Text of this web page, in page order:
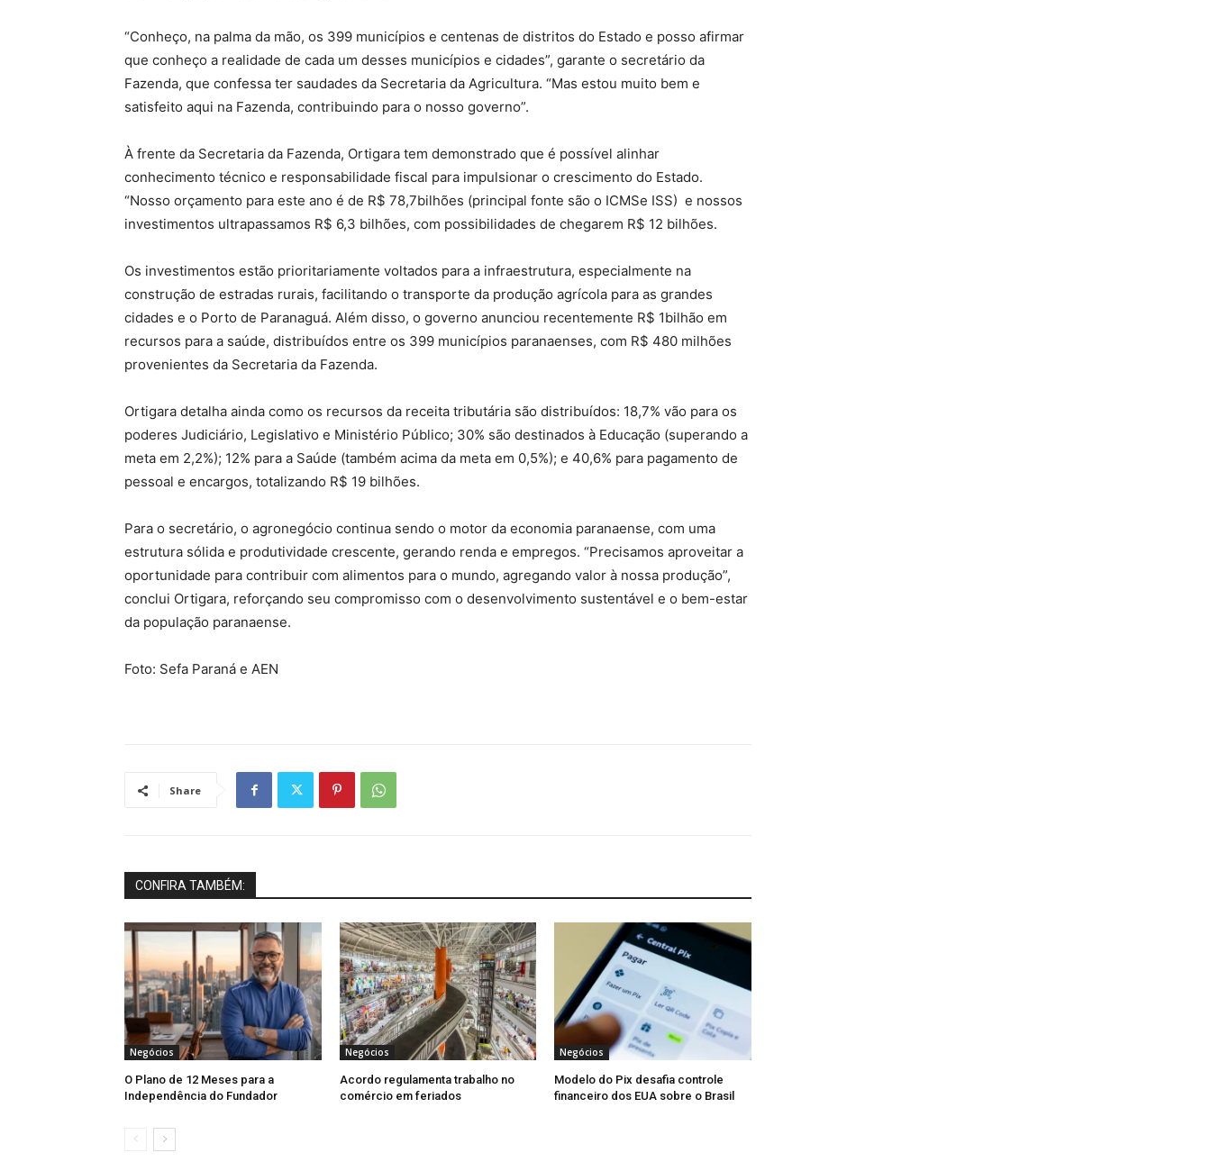
“Conheço, na palma da mão, os 399 municípios e centenas de distritos do Estado e posso afirmar
que conheço a realidade de cada um desses municípios e cidades”, garante o secretário da
Fazenda, que confessa ter saudades da Secretaria da Agricultura. “Mas estou muito bem e
satisfeito aqui na Fazenda, contribuindo para o nosso governo”.
À frente da Secretaria da Fazenda, Ortigara tem demonstrado que é possível alinhar
conhecimento técnico e responsabilidade fiscal para impulsionar o crescimento do Estado.
“Nosso orçamento para este ano é de R$ 78,7bilhões (principal fonte são o ICMSe ISS) e nossos
investimentos ultrapassamos R$ 6,3 bilhões, com possibilidades de chegarem R$ 12 bilhões.
Os investimentos estão prioritariamente voltados para a infraestrutura, especialmente na
construção de estradas rurais, facilitando o transporte da produção agrícola para as grandes
cidades e o Porto de Paranaguá. Além disso, o governo anunciou recentemente R$ 1bilhão em
recursos para a saúde, distribuídos entre os 399 municípios paranaenses, com R$ 480 milhões
provenientes da Secretaria da Fazenda.
Ortigara detalha ainda como os recursos da receita tributária são distribuídos: 18,7% vão para os
poderes Judiciário, Legislativo e Ministério Público; 30% são destinados à Educação (superando a
meta em 2,2%); 12% para a Saúde (também acima da meta em 0,5%); e 40,6% para pagamento de
pessoal e encargos, totalizando R$ 19 bilhões.
Para o secretário, o agronegócio continua sendo o motor da economia paranaense, com uma
estrutura sólida e produtividade crescente, gerando renda e empregos. “Precisamos aproveitar a
oportunidade para contribuir com alimentos para o mundo, agregando valor à nossa produção”,
conclui Ortigara, reforçando seu compromisso com o desenvolvimento sustentável e o bem-estar
da população paranaense.
Foto: Sefa Paraná e AEN
Share
CONFIRA TAMBÉM:
Negócios
O Plano de 12 Meses para a
Independência do Fundador
Negócios
Acordo regulamenta trabalho no
comércio em feriados
Negócios
Modelo do Pix desafia controle
financeiro dos EUA sobre o Brasil